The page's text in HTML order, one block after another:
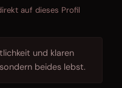
auf dieses Profil
und klaren
beides lebst.